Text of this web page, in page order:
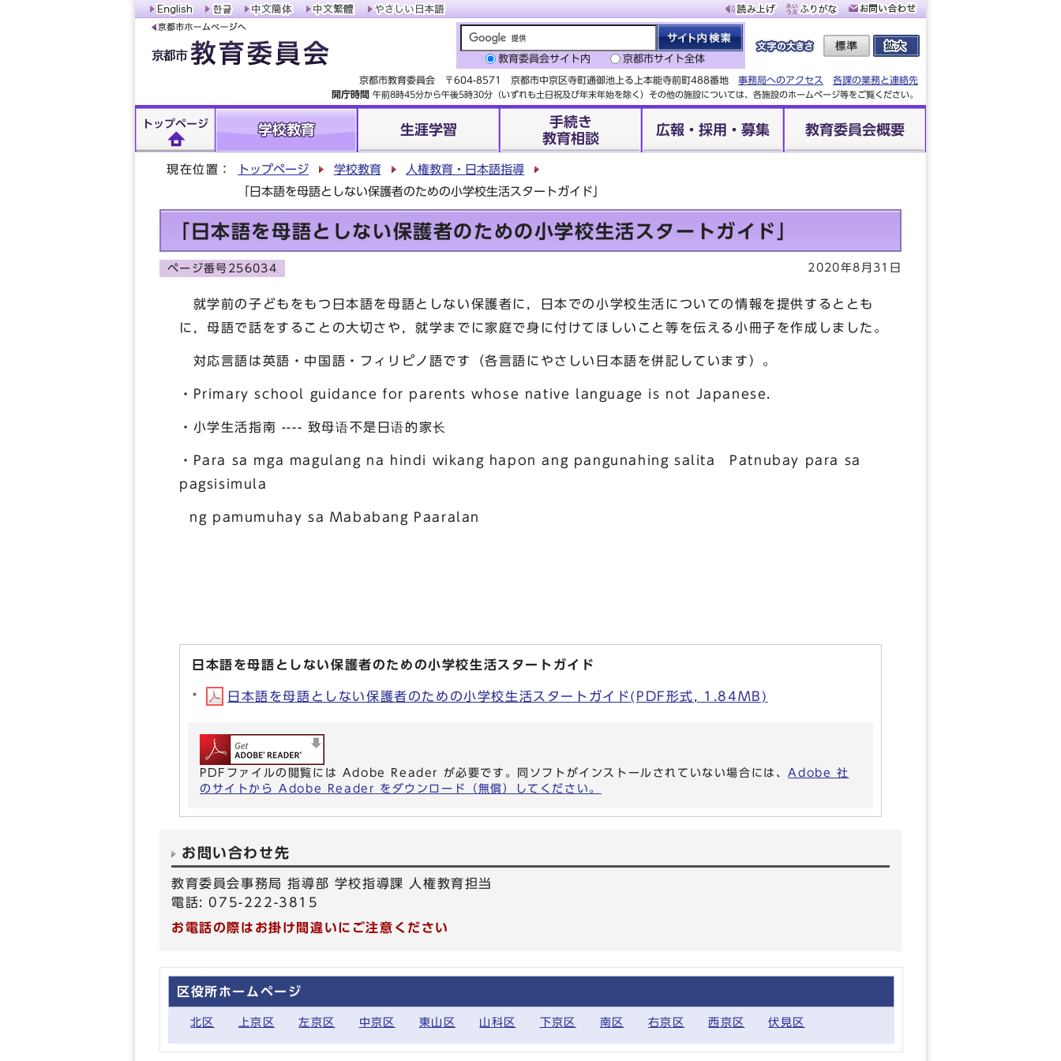
教育委員会サイト内 京都市サイト全体
京都市教育委員会 〒604-8571 京都市中京区寺町通御池上る上本能寺前町488番地 事務局へのアクセス
各課の業務と連絡先
開庁時間 午前8時45分から午後5時30分（いずれも土日祝及び年末年始を除く）その他の施設については、各施設のホームページ等をご覧ください。
トップページ 学校教育 生涯学習
手続き
教育相談
広報・採用・募集 教育委員会概要
現在位置： トップページ 学校教育
人権教育・日本語指導
「日本語を母語としない保護者のための小学校生活スタートガイド」
「日本語を母語としない保護者のための小学校生活スタートガイド」
ページ番号256034 2020年8月31日
就学前の子どもをもつ日本語を母語としない保護者に，日本での小学校生活についての情報を提供するととも
に，母語で話をすることの大切さや，就学までに家庭で身に付けてほしいこと等を伝える小冊子を作成しました。
対応言語は英語・中国語・フィリピノ語です（各言語にやさしい日本語を併記しています）。
・Primary school guidance for parents whose native language is not Japanese.
・小学生活指南 ---- 致母语不是日语的家长
・Para sa mga magulang na hindi wikang hapon ang pangunahing salita Patnubay para sa
pagsisimula
ng pamumuhay sa Mababang Paaralan
日本語を母語としない保護者のための小学校生活スタートガイド
日本語を母語としない保護者のための小学校生活スタートガイド(PDF形式, 1.84MB)
PDFファイルの閲覧には Adobe Reader が必要です。同ソフトがインストールされていない場合には、Adobe 社
のサイトから Adobe Reader をダウンロード（無償）してください。
お問い合わせ先
教育委員会事務局 指導部 学校指導課 人権教育担当
電話: 075-222-3815
お電話の際はお掛け間違いにご注意ください
区役所ホームページ
北区 上京区 左京区 中京区 東山区 山科区 下京区 南区 右京区 西京区 伏見区